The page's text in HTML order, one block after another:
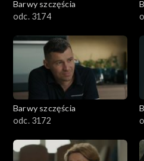
Barwy szczęścia
odc. 3174
Barwy szczęścia
odc. 3172